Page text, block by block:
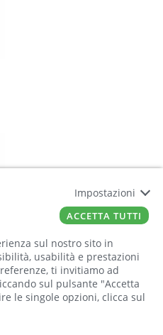
sul nostro sito in
usabilità e prestazioni
ti invitiamo ad
sul pulsante "Accetta
le singole opzioni, clicca sul
Impostazioni
ACCETTA TUTTI